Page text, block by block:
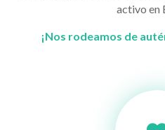
activo en
¡Nos rodeamos de